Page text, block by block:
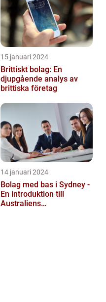
15 januari 2024
Brittiskt bolag: En
djupgående analys av
brittiska företag
14 januari 2024
Bolag med bas i Sydney -
En introduktion till
Australiens